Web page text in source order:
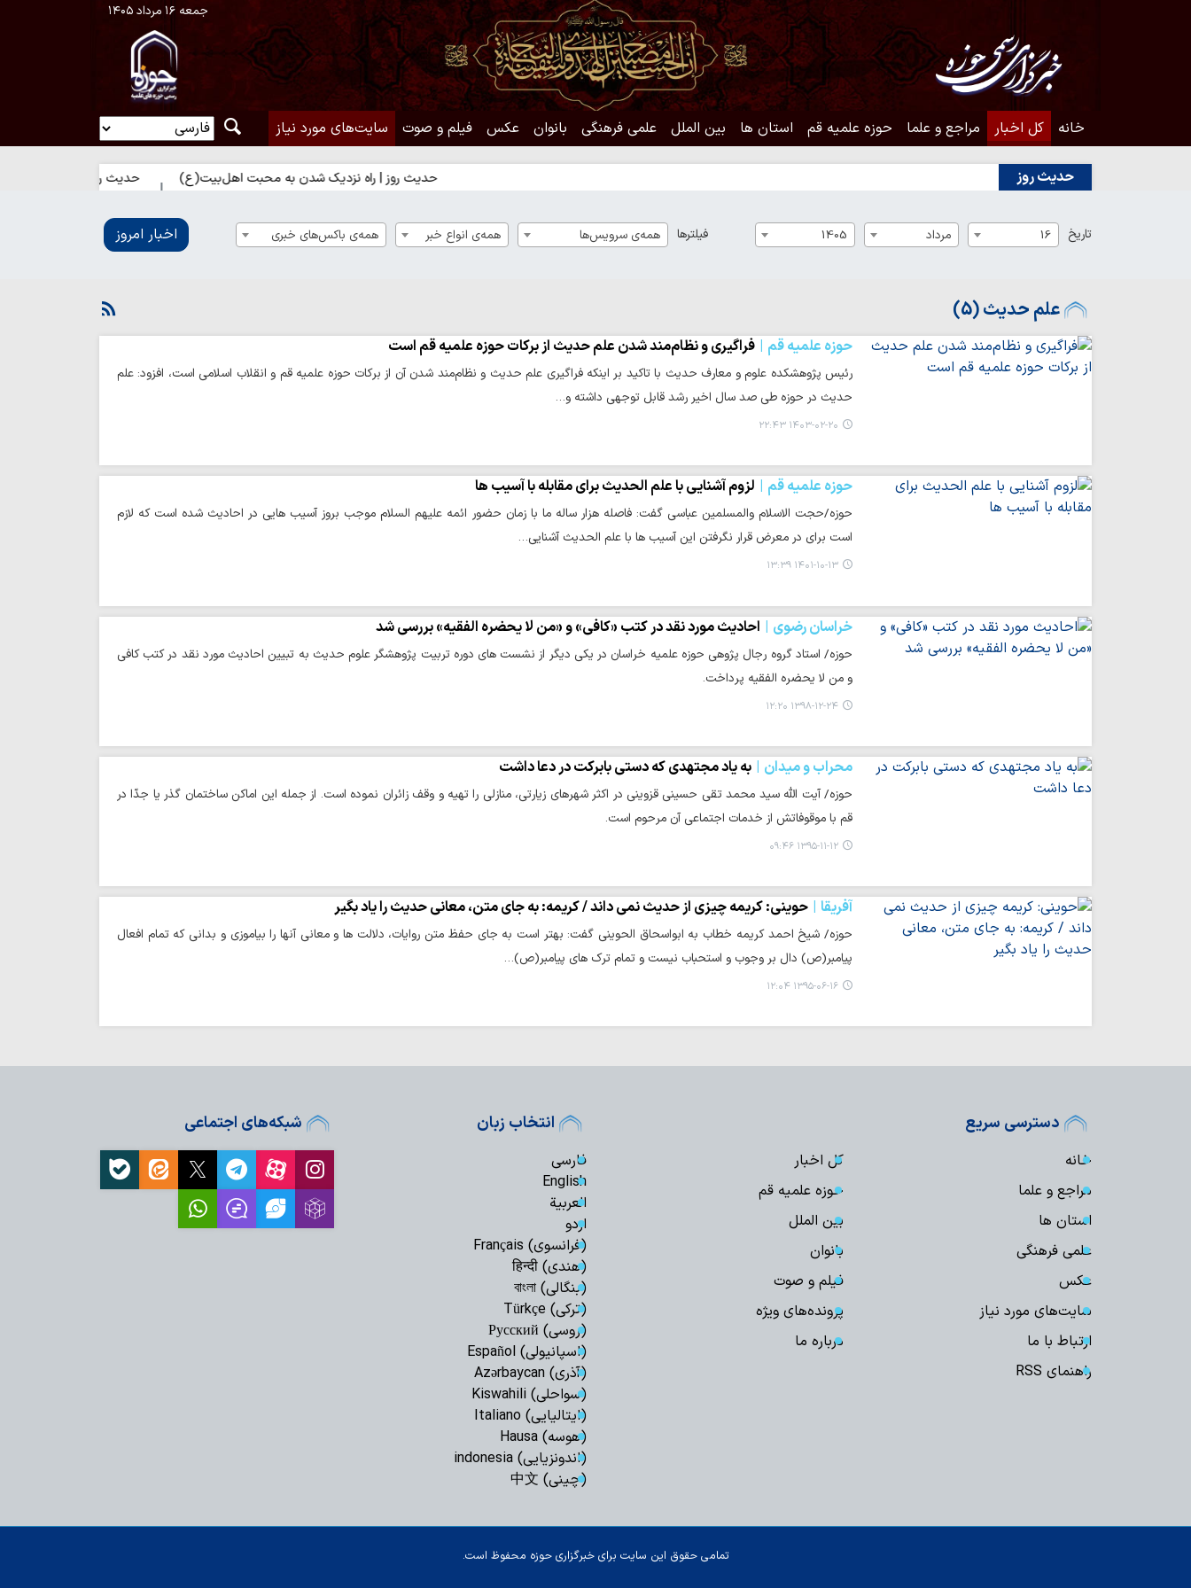
جمعه ۱۶ مرداد ۱۴۰۵
خانه کل اخبار مراجع و علما حوزه علمیه قم استان ها بین الملل علمی فرهنگی بانوان عکس فیلم و صوت سایت‌های مورد نیاز
حدیث روز حدیث روز | راه نزدیک شدن به محبت اهل‌بیت(ع) حدیث روز | بهترین سرمایه انسان
تاریخ 16 مرداد 1405 فیلترها همه‌ی سرویس‌ها همه‌ی انواع خبر همه‌ی باکس‌های خبری اخبار امروز
علم حدیث (5)
حوزه علمیه قم فراگیری و نظام‌مند شدن علم حدیث از برکات حوزه علمیه قم است
رئیس پژوهشکده علوم و معارف حدیث با تاکید بر اینکه فراگیری علم حدیث و نظام‌مند شدن آن از برکات حوزه علمیه قم و انقلاب اسلامی است، افزود: علم
حدیث در حوزه طی صد سال اخیر رشد قابل توجهی داشته و…
۱۴۰۳-۰۲-۲۰ ۲۲:۴۳
حوزه علمیه قم لزوم آشنایی با علم الحدیث برای مقابله با آسیب ها
حوزه/حجت الاسلام والمسلمین عباسی گفت: فاصله هزار ساله ما با زمان حضور ائمه علیهم السلام موجب بروز آسیب هایی در احادیث شده است که لازم
است برای در معرض قرار نگرفتن این آسیب ها با علم الحدیث آشنایی…
۱۴۰۱-۱۰-۱۳ ۱۳:۳۹
خراسان رضوی احادیث مورد نقد در کتب «کافی» و «من لا یحضره الفقیه» بررسی شد
حوزه/ استاد گروه رجال پژوهی حوزه علمیه خراسان در یکی دیگر از نشست های دوره تربیت پژوهشگر علوم حدیث به تبیین احادیث مورد نقد در کتب کافی
و من لا یحضره الفقیه پرداخت.
۱۳۹۸-۱۲-۲۴ ۱۲:۲۰
محراب و میدان به یاد مجتهدی که دستی بابرکت در دعا داشت
حوزه/ آیت الله سید محمد تقی حسینی قزوینی در اکثر شهرهای زیارتی، منازلی را تهیه و وقف زائران نموده است. از جمله این اماکن ساختمان گذر یا جدّا در
قم با موقوفاتش از خدمات اجتماعی آن مرحوم است.
۱۳۹۵-۱۱-۱۲ ۰۹:۴۶
آفریقا حوینی: کریمه چیزی از حدیث نمی داند / کریمه: به جای متن، معانی حدیث را یاد بگیر
حوزه/ شیخ احمد کریمه خطاب به ابواسحاق الحوینی گفت: بهتر است به جای حفظ متن روایات، دلالت ها و معانی آنها را بیاموزی و بدانی که تمام افعال
پیامبر(ص) دال بر وجوب و استحباب نیست و تمام ترک های پیامبر(ص)…
۱۳۹۵-۰۶-۱۶ ۱۲:۰۴
دسترسی سریع
خانه
کل اخبار
مراجع و علما
حوزه علمیه قم
استان ها
بین الملل
علمی فرهنگی
بانوان
عکس
فیلم و صوت
سایت‌های مورد نیاز
پرونده‌های ویژه
ارتباط با ما
درباره ما
راهنمای RSS
انتخاب زبان
فارسی
English
العربیة
اردو
(فرانسوی) Français
(هندی) हिन्दी
(بنگالی) বাংলা
(ترکی) Türkçe
(روسی) Русский
(اسپانیولی) Español
(آذری) Azərbaycan
(سواحلی) Kiswahili
(ایتالیایی) Italiano
(هوسه) Hausa
(اندونزیایی) indonesia
(چینی) 中文
شبکه‌های اجتماعی
تمامی حقوق این سایت برای خبرگزاری حوزه محفوظ است.